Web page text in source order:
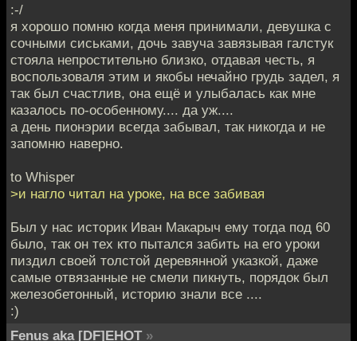
:-/
я хорошо помню когда меня принимали, девушка с
сочными сиськами, дочь завуча завязывая галстук
стояла непростительно близко, отдавая честь, я
воспользоваля этим и якобы нечайно грудь задел, я
так был счастлив, она ещё и улыбалась как мне
казалось по-особенному.... да уж....
а день пионэрии всегда забывал, так никогда и не
запомню наверно.
to Whisper
>и нагло читал на уроке, на все забивая
Был у нас историк Иван Макарыч ему тогда под 60
было, так он тех кто пытался забить на его уроки
пиздил своей толстой деревянной указкой, даже
самые отвязанные не смели пикнуть, порядок был
железобетонный, историю знали все ....
:)
Fenus aka [DF]EHOT »